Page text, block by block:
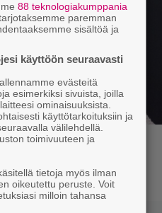
Helsingistä –
88 teknologiakumppania
paremman
sisältöä ja
käyttöön seuraavasti
evästeitä
esimerkiksi sivuista, joilla
ominaisuuksista.
käyttötarkoituksiin ja
välilehdellä.
toimivuuteen ja
tietoja myös ilman
oikeutettu peruste. Voit
milloin tahansa